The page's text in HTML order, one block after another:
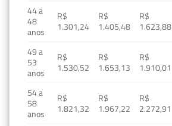
44 a
48
anos
R$
1.301,24
R$
1.405,48
R$
1.623,88
49 a
53
anos
R$
1.530,52
R$
1.653,13
R$
1.910,01
54 a
58
anos
R$
1.821,32
R$
1.967,22
R$
2.272,91